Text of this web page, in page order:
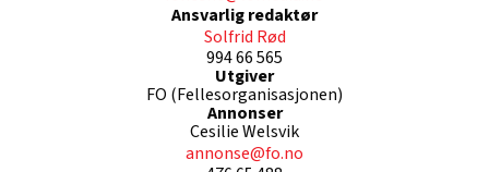
Ansvarlig redaktør
Solfrid Rød
994 66 565
Utgiver
FO (Fellesorganisasjonen)
Annonser
Cesilie Welsvik
annonse@fo.no